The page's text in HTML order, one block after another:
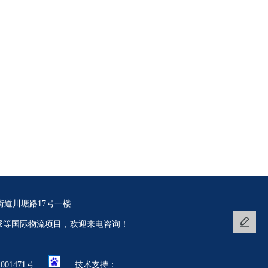
道川塘路17号一楼
国际物流项目，欢迎来电咨询！
号 技术支持：